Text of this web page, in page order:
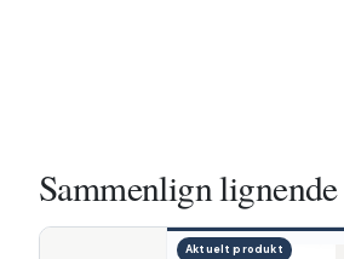
Sammenlign
Aktuelt produkt